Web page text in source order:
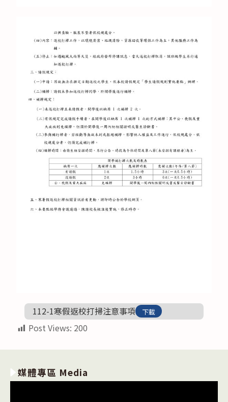
112-1寒假返校打掃注意事項 下載
Post Views: 200
媒體專區 Media